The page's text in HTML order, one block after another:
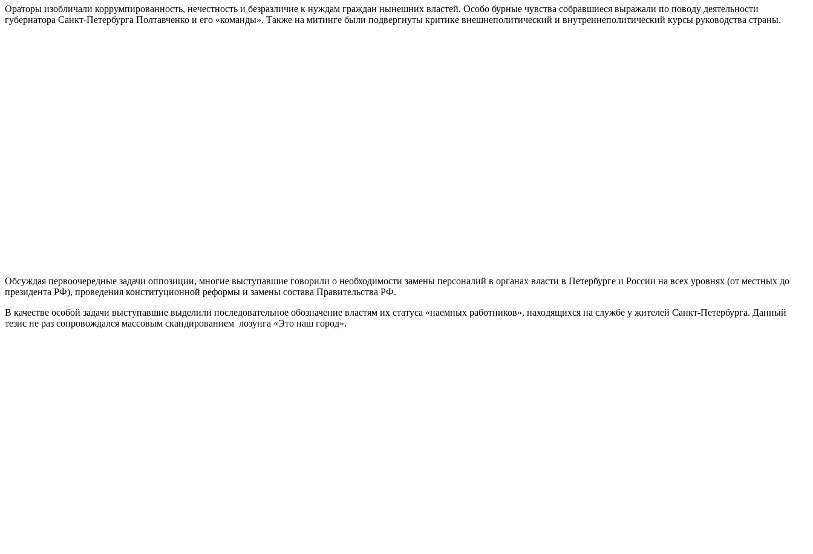
Ораторы изобличали коррумпированность, нечестность и безразличие к нуждам граждан нынешних властей. Особо бурные чувства собравшиеся выражали по поводу деятельности
губернатора Санкт-Петербурга Полтавченко и его «команды». Также на митинге были подвергнуты критике внешнеполитический и внутреннеполитический курсы руководства страны.
Обсуждая первоочередные задачи оппозиции, многие выступавшие говорили о необходимости замены персоналий в органах власти в Петербурге и России на всех уровнях (от местных до
президента РФ), проведения конституционной реформы и замены состава Правительства РФ.
В качестве особой задачи выступавшие выделили последовательное обозначение властям их статуса «наемных работников», находящихся на службе у жителей Санкт-Петербурга. Данный
тезис не раз сопровождался массовым скандированием лозунга «Это наш город».